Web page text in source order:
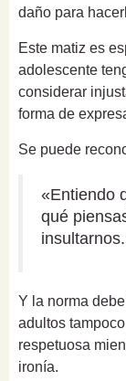
daño para
Este matiz es
adolescente
considerar
forma de
Se puede
«Entiendo
qué
Y la norma
adultos
respetuosa
ironía.